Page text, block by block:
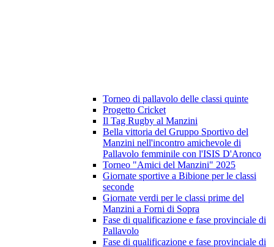
Torneo di pallavolo delle classi quinte
Progetto Cricket
Il Tag Rugby al Manzini
Bella vittoria del Gruppo Sportivo del
Manzini nell'incontro amichevole di
Pallavolo femminile con l'ISIS D'Aronco
Torneo "Amici del Manzini" 2025
Giornate sportive a Bibione per le classi
seconde
Giornate verdi per le classi prime del
Manzini a Forni di Sopra
Fase di qualificazione e fase provinciale di
Pallavolo
Fase di qualificazione e fase provinciale di